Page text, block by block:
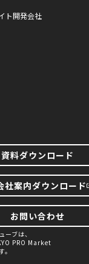
ト開発会社
資料ダウンロード
社案内ダウンロード
お問い合わせ
ブは、
PRO Market